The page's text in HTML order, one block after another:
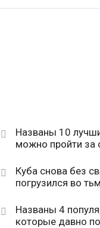
Названы 10
можно пройти за
Куба снова без
погрузился во
Названы 4
которые давно